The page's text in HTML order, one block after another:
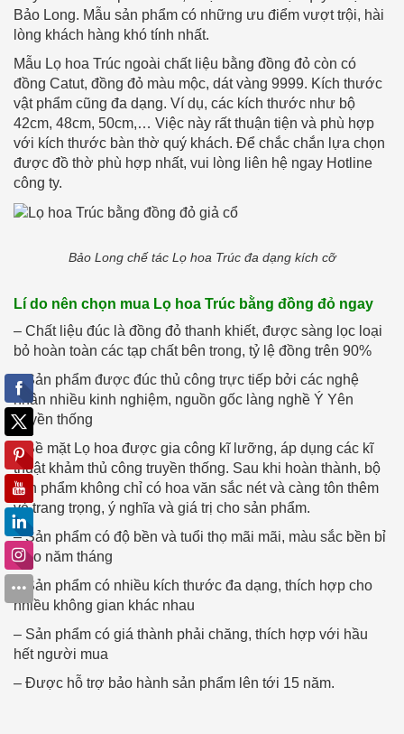
Bảo Long. Mẫu sản phẩm có những ưu điểm vượt trội, hài
lòng khách hàng khó tính nhất.
Mẫu Lọ hoa Trúc ngoài chất liệu bằng đồng đỏ còn có
đồng Catut, đồng đỏ màu mộc, dát vàng 9999. Kích thước
vật phẩm cũng đa dạng. Ví dụ, các kích thước như bộ
42cm, 48cm, 50cm,… Việc này rất thuận tiện và phù hợp
với kích thước bàn thờ quý khách. Để chắc chắn lựa chọn
được đồ thờ phù hợp nhất, vui lòng liên hệ ngay Hotline
công ty.
Bảo Long chế tác Lọ hoa Trúc đa dạng kích cỡ
Lí do nên chọn mua Lọ hoa Trúc bằng đồng đỏ ngay
– Chất liệu đúc là đồng đỏ thanh khiết, được sàng lọc loại
bỏ hoàn toàn các tạp chất bên trong, tỷ lệ đồng trên 90%
– Sản phẩm được đúc thủ công trực tiếp bởi các nghệ
nhân nhiều kinh nghiệm, nguồn gốc làng nghề Ý Yên
truyền thống
– Bề mặt Lọ hoa được gia công kĩ lưỡng, áp dụng các kĩ
thuật khảm thủ công truyền thống. Sau khi hoàn thành, bộ
sản phẩm không chỉ có hoa văn sắc nét và càng tôn thêm
vẻ trang trọng, ý nghĩa và giá trị cho sản phẩm.
– Sản phẩm có độ bền và tuổi thọ mãi mãi, màu sắc bền bỉ
theo năm tháng
– Sản phẩm có nhiều kích thước đa dạng, thích hợp cho
nhiều không gian khác nhau
– Sản phẩm có giá thành phải chăng, thích hợp với hầu
hết người mua
– Được hỗ trợ bảo hành sản phẩm lên tới 15 năm.